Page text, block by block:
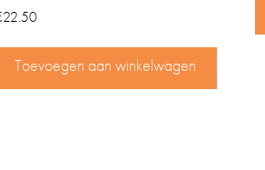
22.50
Toevoegen aan winkelwagen